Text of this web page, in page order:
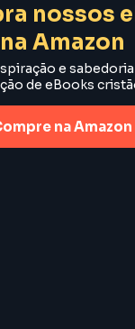
nossos
na Amazon
e
de eBooks
na Amazon